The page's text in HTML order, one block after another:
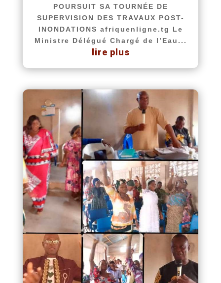
POURSUIT SA TOURNÉE DE
SUPERVISION DES TRAVAUX POST-
INONDATIONS afriquenligne.tg Le
Ministre Délégué Chargé de l’Eau...
lire plus